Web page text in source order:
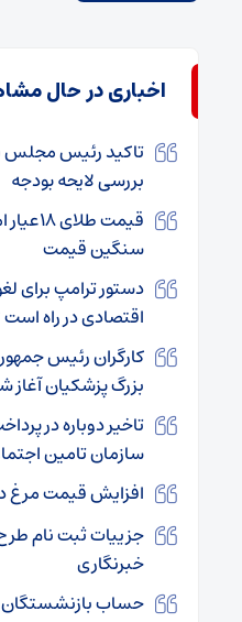
اخباری در حال
تاکید رئیس مجلس
بررسی لایحه بودجه
سنگین قیمت
دستور ترامپ برای
اقتصادی در راه
کارگران رئیس جمهور
بزرگ پزشکیان آغاز
تاخیر دوباره در
سازمان تامین
افزایش قیمت مرغ
جزییات ثبت نام
خبرنگاری
حساب بازنشستگان